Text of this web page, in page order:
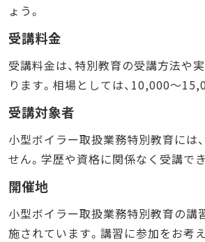
ょう。
受講料金
受講料金は、特別教育の受講方法や
ります。相場としては、10,000～
受講対象者
小型ボイラー取扱業務特別教育には
せん。学歴や資格に関係なく受講で
開催地
小型ボイラー取扱業務特別教育の講
施されています。講習に参加をお考